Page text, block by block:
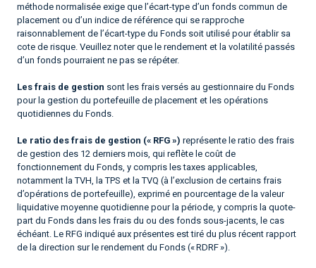
méthode normalisée exige que l’écart-type d’un fonds commun de
placement ou d’un indice de référence qui se rapproche
raisonnablement de l’écart-type du Fonds soit utilisé pour établir sa
cote de risque. Veuillez noter que le rendement et la volatilité passés
d’un fonds pourraient ne pas se répéter.
Les frais de gestion sont les frais versés au gestionnaire du Fonds
pour la gestion du portefeuille de placement et les opérations
quotidiennes du Fonds.
Le ratio des frais de gestion (« RFG ») représente le ratio des frais
de gestion des 12 derniers mois, qui reflète le coût de
fonctionnement du Fonds, y compris les taxes applicables,
notamment la TVH, la TPS et la TVQ (à l’exclusion de certains frais
d’opérations de portefeuille), exprimé en pourcentage de la valeur
liquidative moyenne quotidienne pour la période, y compris la quote-
part du Fonds dans les frais du ou des fonds sous-jacents, le cas
échéant. Le RFG indiqué aux présentes est tiré du plus récent rapport
de la direction sur le rendement du Fonds (« RDRF »).